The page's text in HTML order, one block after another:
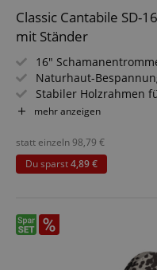
Classic Cantabile SD-
mit Ständer
16"
Naturhaut-
Stabiler Holzrahmen
Klassische Bauweise
Ideal für Yoga,
Inklusive passendem
Sparset inklusive
mehr anzeigen
statt einzeln98,79 €
Du sparst4,89 €